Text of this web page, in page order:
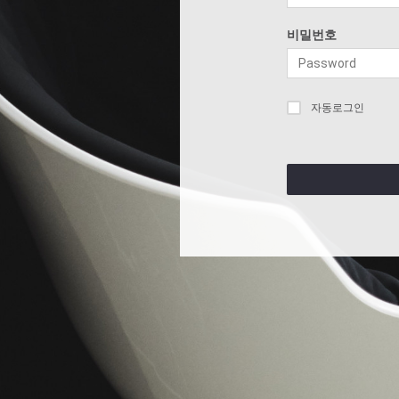
비밀번호
자동로그인